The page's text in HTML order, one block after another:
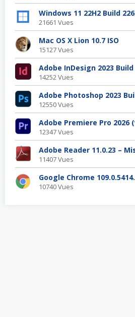
Windows 11 22H2 Build
21661 Vues
Mac OS X Lion 10.7 ISO
15127 Vues
Adobe InDesign 2023 Build
14252 Vues
Adobe Photoshop 2023
12550 Vues
Adobe Premiere Pro 2026
12347 Vues
Adobe Reader 11.0.23 –
11407 Vues
Google Chrome
10740 Vues